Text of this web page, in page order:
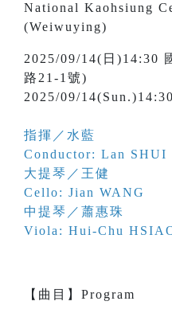
National Kaohsiung
(Weiwuying)
2025/09/14(日)14:30
路21-1號)
2025/09/
指揮／水藍
Conductor: Lan SHUI
大提琴／王健
Cello: Jian WANG
中提琴／蕭惠珠
Viola: Hui-Chu
【 曲目 】 Program